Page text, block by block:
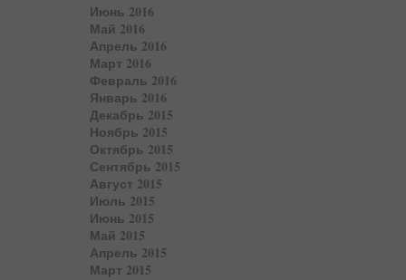
Июнь 2016
Май 2016
Апрель 2016
Март 2016
Февраль 2016
Январь 2016
Декабрь 2015
Ноябрь 2015
Октябрь 2015
Сентябрь 2015
Август 2015
Июль 2015
Июнь 2015
Май 2015
Апрель 2015
Март 2015